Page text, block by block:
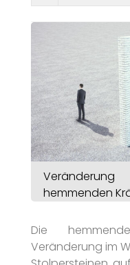
hemmenden
Die
Veränderung im